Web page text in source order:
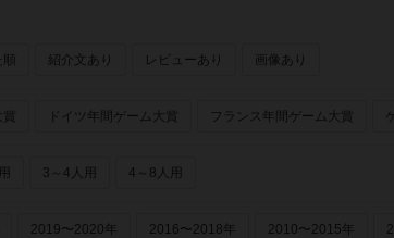
紹介文あり レビューあり 画像あり
ドイツ年間ゲーム大賞 フランス年間ゲーム大賞
3～4人用 4～8人用
2019〜2020年 2016〜2018年 2010〜2015年